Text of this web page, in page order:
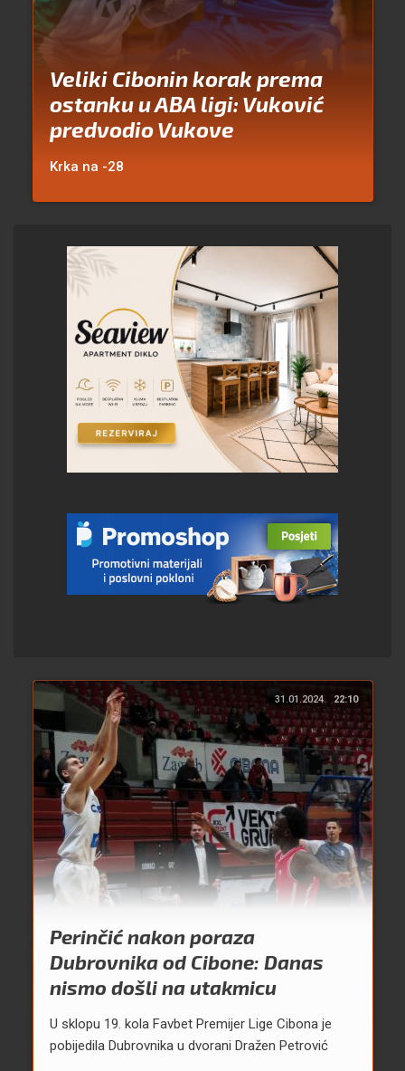
Veliki Cibonin korak prema
ostanku u ABA ligi: Vuković
predvodio Vukove
Krka na -28
31.01.2024. 22:10
Perinčić nakon poraza
Dubrovnika od Cibone: Danas
nismo došli na utakmicu
U sklopu 19. kola Favbet Premijer Lige Cibona je
pobijedila Dubrovnika u dvorani Dražen Petrović